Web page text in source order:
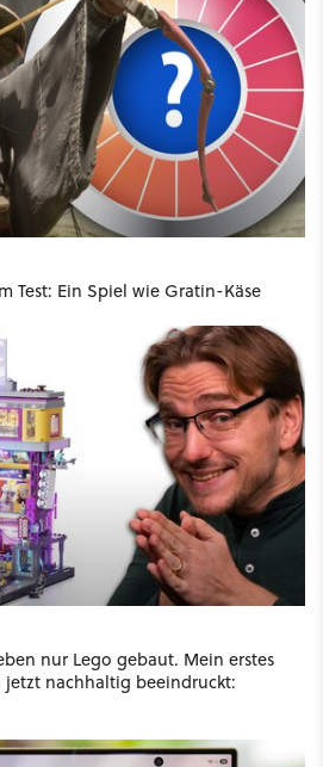
Test: Ein Spiel wie Gratin-Käse
nur Lego gebaut. Mein erstes
nachhaltig beeindruckt: